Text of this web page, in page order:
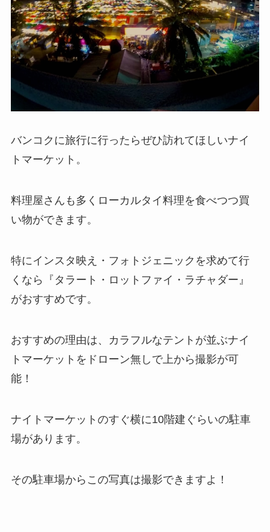
バンコクに旅行に行ったらぜひ訪れてほしいナイ
トマーケット。
料理屋さんも多くローカルタイ料理を食べつつ買
い物ができます。
特にインスタ映え・フォトジェニックを求めて行
くなら『タラート・ロットファイ・ラチャダー』
がおすすめです。
おすすめの理由は、カラフルなテントが並ぶナイ
トマーケットをドローン無しで上から撮影が可
能！
ナイトマーケットのすぐ横に10階建ぐらいの駐車
場があります。
その駐車場からこの写真は撮影できますよ！